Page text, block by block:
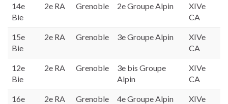
14e
Bie
2e RA Grenoble 2e Groupe Alpin
XIVe
CA
15e
Bie
2e RA Grenoble 3e Groupe Alpin
XIVe
CA
12e
Bie
2e RA Grenoble
3e bis Groupe
Alpin
XIVe
CA
16e
2e RA Grenoble 4e Groupe Alpin
XIVe